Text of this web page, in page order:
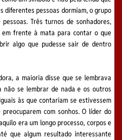
diferentes pessoas dormiam, o grupo
Três turnos de sonhadores,
frente à mata para contar o que
algo que pudesse sair de dentro
a maioria disse que se lembrava
não se lembrar de nada e os outros
às que contariam se estivessem
com sonhos. O líder do
era um longo processo, corpos e
que algum resultado interessante